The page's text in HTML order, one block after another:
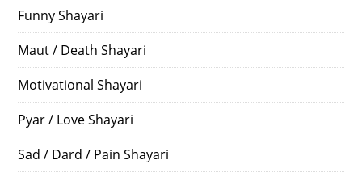
Funny Shayari
Maut / Death Shayari
Motivational Shayari
Pyar / Love Shayari
Sad / Dard / Pain Shayari